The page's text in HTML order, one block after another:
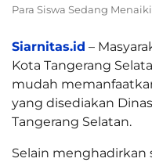
Para Siswa Sedang
Siarnitas.id –
Kota Tangerang
mudah
yang disediakan
Tangerang Selatan.
Selain menghadirkan